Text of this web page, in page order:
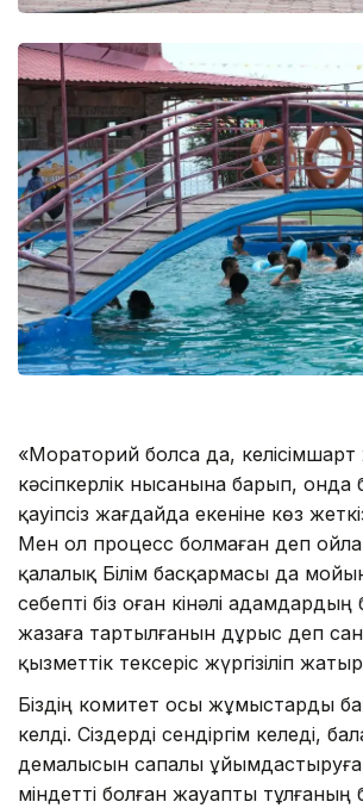
«Мораторий болса да,
кәсіпкерлік нысанына барып, онда
қауіпсіз жағдайда екеніне көз
Мен ол процесс болмаған деп
қалалық Білім басқармасы да
себепті біз оған кінәлі адамдардың
жазаға тартылғанын дұрыс деп
қызметтік тексеріс жүргізіліп
Біздің комитет осы жұмыстарды
келді. Сіздерді сендіргім келеді,
демалысын сапалы ұйымдастыруға
міндетті болған жауапты тұлғаның